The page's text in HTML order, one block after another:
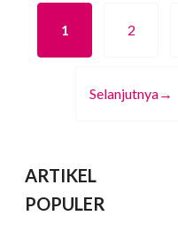
Halaman
1
Halaman
2
Selanjutnya→
ARTIKEL
POPULER